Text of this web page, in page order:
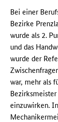
Bei einer
Bezirke
wurde als 2.
und das
wurde der
war, mehr als
einzuwirken.